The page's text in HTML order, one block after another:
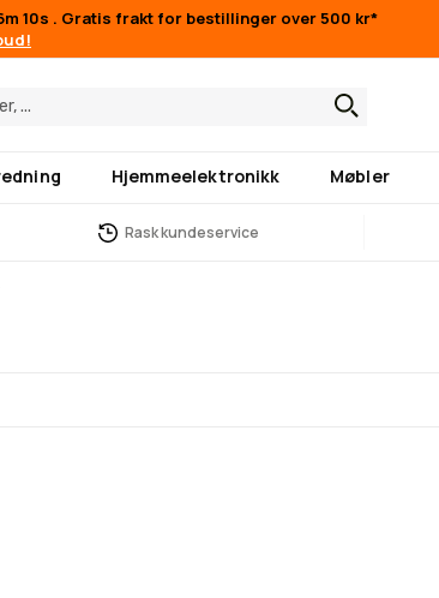
10s . Gratis frakt for bestillinger over 500 kr*
Hjemmeelektronikk Møbler
Rask kundeservice